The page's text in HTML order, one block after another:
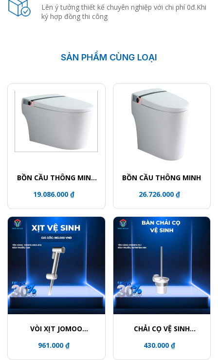
Lên ý tưởng thiết kế chuyên nghiệp với chi phí 0đ.Khi
ký hợp đồng thi công
SẢN PHẨM CÙNG LOẠI
BỒN CẦU THÔNG MINH
TOILET
19.086.000 ₫
BỒN CẦU THÔNG MINH
26.726.000 ₫
VÒI XỊT JOMOO
961.000 ₫
CHẢI CỌ VỆ SINH
430.000 ₫